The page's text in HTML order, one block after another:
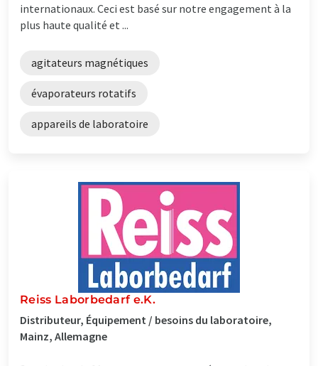
internationaux. Ceci est basé sur notre engagement à la
plus haute qualité et ...
agitateurs magnétiques
évaporateurs rotatifs
appareils de laboratoire
Reiss Laborbedarf e.K.
Distributeur, Équipement / besoins du laboratoire,
Mainz, Allemagne